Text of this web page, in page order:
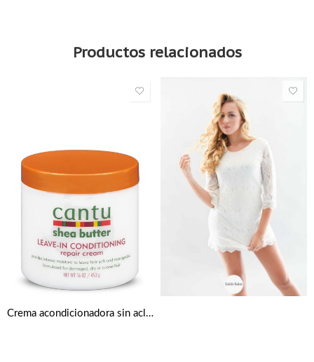
Productos relacionados
Crema acondicionadora sin aclarado de 453 g de Cantu